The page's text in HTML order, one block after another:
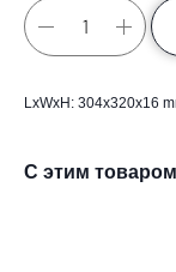
LxWxH: 304x320x16
С этим